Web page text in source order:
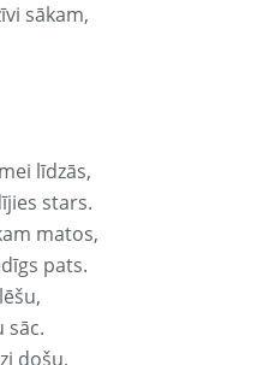
sākam,
līdzās,
stars.
matos,
pats.
sāc.
došu,